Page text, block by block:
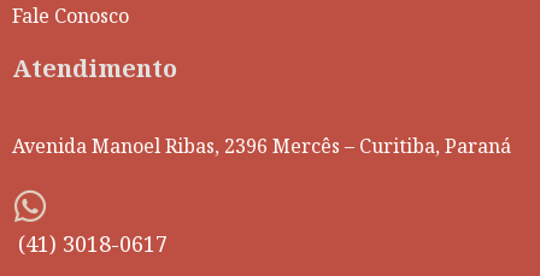
Fale Conosco
Atendimento
Avenida Manoel Ribas, 2396 Mercês – Curitiba, Paraná
(41) 3018-0617